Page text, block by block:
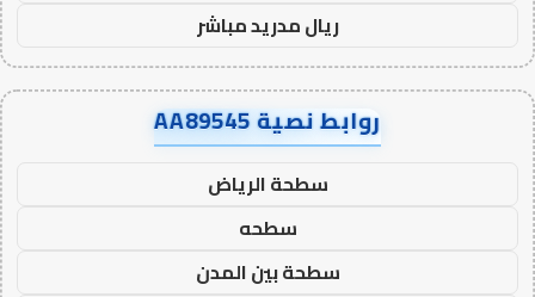
ريال مدريد مباشر
روابط نصية AA89545
سطحة الرياض
سطحه
سطحة بين المدن